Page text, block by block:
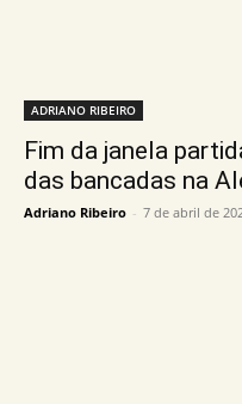
ADRIANO RIBEIRO
Fim da janela
das bancadas na
Adriano Ribeiro - 7 de abril de